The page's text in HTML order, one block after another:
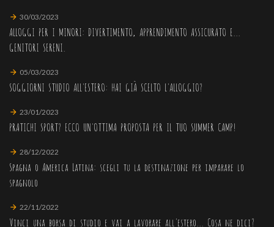
30/03/2023
ALLOGGI PER I MINORI: DIVERTIMENTO, APPRENDIMENTO ASSICURATO E...
GENITORI SERENI.
05/03/2023
SOGGIORNI STUDIO ALL'ESTERO: HAI GIÀ SCELTO L'ALLOGGIO?
23/01/2023
PRATICHI SPORT? ECCO UN'OTTIMA PROPOSTA PER IL TUO SUMMER CAMP!
28/12/2022
Spagna o America Latina: scegli tu la destinazione per imparare lo
spagnolo
22/11/2022
Vinci una borsa di studio e vai a lavorare all'estero... Cosa ne dici?